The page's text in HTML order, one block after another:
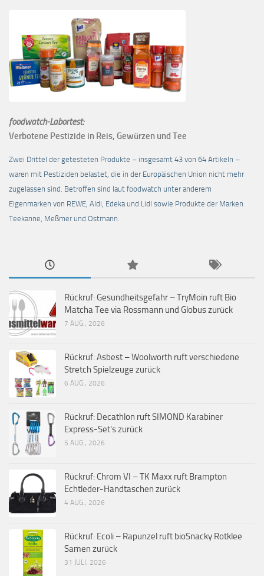
foodwatch-Labortest:
Verbotene Pestizide in Reis, Gewürzen und Tee
Zwei Drittel der getesteten Produkte – insgesamt 43 von 64 Artikeln –
waren mit Pestiziden belastet, die in der Europäischen Union nicht mehr
zugelassen sind. Betroffen sind laut foodwatch unter anderem
Eigenmarken von REWE, Aldi, Edeka und Lidl sowie Produkte der Marken
Teekanne, Meßmer und Ostmann.
Rückruf: Gesundheitsgefahr – TryMoin ruft Bio
Matcha Tee via Rossmann und Globus zurück
7 AUG., 2026
Rückruf: Asbest – Woolworth ruft verschiedene
Stretch Spielzeuge zurück
6 AUG., 2026
Rückruf: Decathlon ruft SIMOND Karabiner
Express-Set’s zurück
5 AUG., 2026
Rückruf: Chrom VI – TK Maxx ruft Brampton
Echtleder-Handtaschen zurück
4 AUG., 2026
Rückruf: Ecoli – Rapunzel ruft bioSnacky Rotklee
Samen zurück
31 JULI, 2026